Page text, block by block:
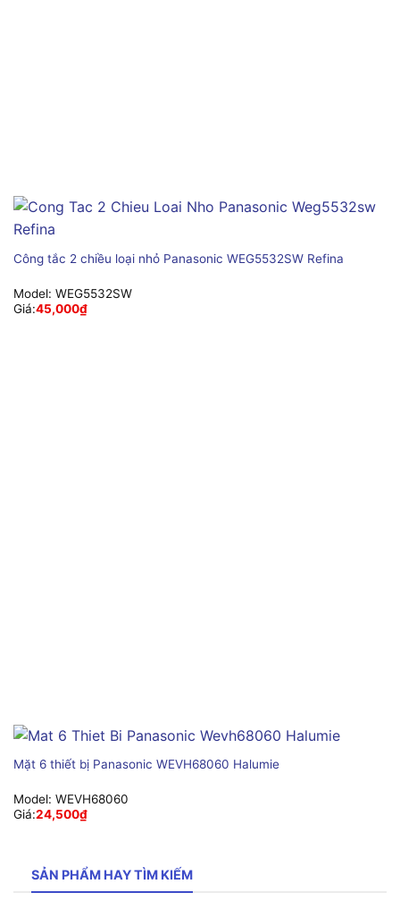
Công tắc 2 chiều loại nhỏ Panasonic WEG5532SW Refina
Model: WEG5532SW
Giá:45,000₫
Mặt 6 thiết bị Panasonic WEVH68060 Halumie
Model: WEVH68060
Giá:24,500₫
SẢN PHẨM HAY TÌM KIẾM